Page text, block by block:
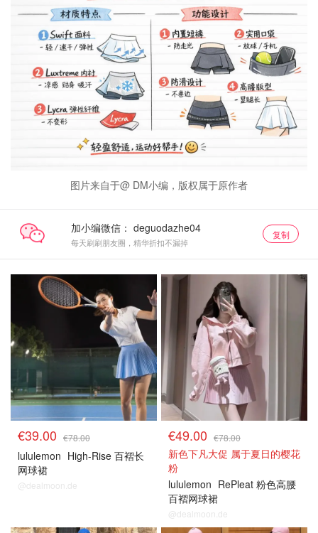
图片来自于@ DM小编，版权属于原作者
加小编微信：
每天刷刷朋友圈，精华折扣不漏掉
复制
€39.00 €78.00
lululemon High-Rise 百褶长
网球裙
@dealmoon.de
€49.00 €78.00
新色下凡大促 属于夏日的樱花
粉
lululemon RePleat 粉色高腰
百褶网球裙
@dealmoon.de